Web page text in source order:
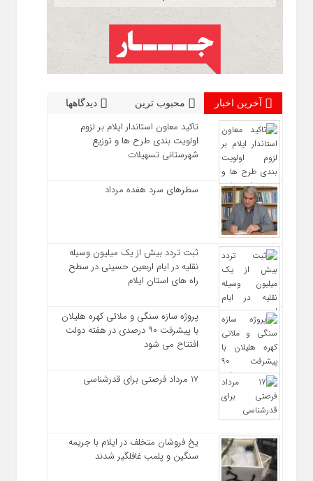
آخرین اخبار محبوب ترین دیدگاهها
تاکید معاون استاندار ایلام بر لزوم
اولویت‌ بندی طرح‌ ها و توزیع
شهرستانی تسهیلات
سطرهای سرد هفده مرداد
ثبت تردد بیش از یک میلیون وسیله
نقلیه در ایام اربعین حسینی در سطح
راه‌ های استان ایلام
پروژه سازه سنگی و ملاتی کهره هلیلان
با پیشرفت ۹۰ درصدی در هفته دولت
افتتاح می شود
17 مرداد فرصتی برای قدرشناسی
یخ‌ فروشان متخلف در ایلام با جریمه
سنگین و پلمب غافلگیر شدند